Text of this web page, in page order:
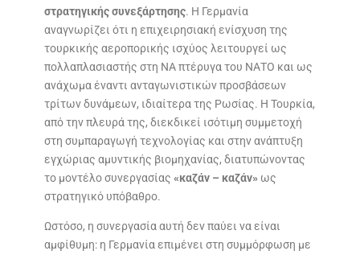
στρατηγικής συνεξάρτησης. Η Γερμανία
αναγνωρίζει ότι η επιχειρησιακή ενίσχυση της
τουρκικής αεροπορικής ισχύος λειτουργεί ως
πολλαπλασιαστής στη ΝΑ πτέρυγα του ΝΑΤΟ και ως
ανάχωμα έναντι ανταγωνιστικών προσβάσεων
τρίτων δυνάμεων, ιδιαίτερα της Ρωσίας. Η Τουρκία,
από την πλευρά της, διεκδικεί ισότιμη συμμετοχή
στη συμπαραγωγή τεχνολογίας και στην ανάπτυξη
εγχώριας αμυντικής βιομηχανίας, διατυπώνοντας
το μοντέλο συνεργασίας «καζάν – καζάν»ως
στρατηγικό υπόβαθρο.
Ωστόσο, η συνεργασία αυτή δεν παύει να είναι
αμφίθυμη: η Γερμανία επιμένει στη συμμόρφωση με